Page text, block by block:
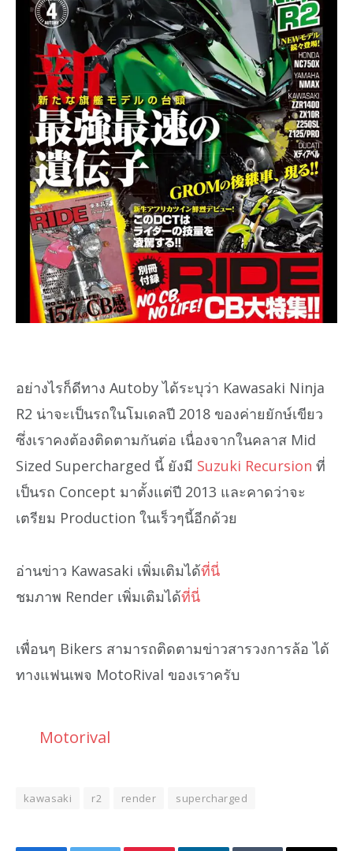
อย่างไรก็ดีทาง Autoby ได้ระบุว่า Kawasaki Ninja
R2 น่าจะเป็นรถในโมเดลปี 2018 ของค่ายยักษ์เขียว
ซึ่งเราคงต้องติดตามกันต่อ เนื่องจากในคลาส Mid
Sized Supercharged นี้ ยังมี Suzuki Recursion ที่
เป็นรถ Concept มาตั้งแต่ปี 2013 และคาดว่าจะ
เตรียม Production ในเร็วๆนี้อีกด้วย
อ่านข่าว Kawasaki เพิ่มเติมได้ที่นี่
ชมภาพ Render เพิ่มเติมได้ที่นี่
เพื่อนๆ Bikers สามารถติดตามข่าวสารวงการล้อ ได้
ทางแฟนเพจ MotoRival ของเราครับ
Motorival
kawasaki r2 render supercharged